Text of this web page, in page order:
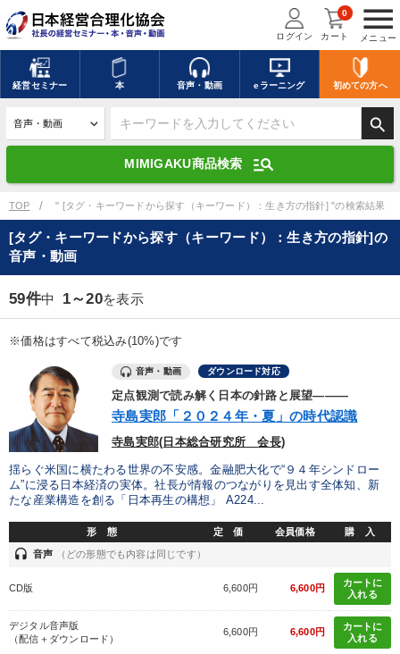
menu
メニュー
ログイン カート
0
経営セミナー 本 音声・動画 eラーニング 初めての方へ
search
MIMIGAKU商品検索 manage_search
キーワードを入力して探す
デジタル版対応のみ検索結果に表示する
search 上記の条件で検索
mic 講演収録物を探す
全国経営者セミナー講演収録物（全1315タイトル）からお探しいただけ
ます
優秀各社の智恵と戦略 事業家のロマンと経営
若手異才経営者の発想 専門家のアドバイス
リーダーの器量を学ぶ
テーマ
最新技術・トレンド
2026年夏季全国経営者セミナー収録講演ＣＤ・講演ＤＶＤ・デジ
タル版（音声／動画ストリーミング・ダウンロード）
TOP " [タグ・キーワードから探す（キーワード）：生き方の指針] "の検索結果
[タグ・キーワードから探す（キーワード）：生き方の指針]の
音声・動画
59件中 1～20を表示
※価格はすべて税込み(10%)です
音声・動画 ダウンロード対応
定点観測で読み解く日本の針路と展望―――
寺島実郎「２０２４年・夏」の時代認識
寺島実郎(日本総合研究所 会長)
揺らぐ米国に横たわる世界の不安感。金融肥大化で“９４年シンドロー
ム”に浸る日本経済の実体。社長が情報のつながりを見出す全体知、新
たな産業構造を創る「日本再生の構想」 A224...
形 態 定 価 会員価格 購 入
headset 音声 （どの形態でも内容は同じです）
CD版 6,600円 6,600円
カートに
入れる
デジタル音声版
（配信＋ダウンロード）
6,600円 6,600円
カートに
入れる